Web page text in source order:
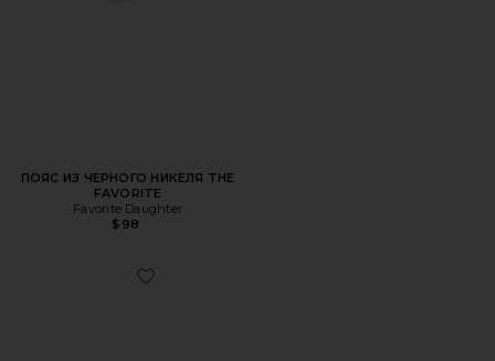
ПОЯС ИЗ ЧЕРНОГО НИКЕЛЯ THE
FAVORITE
Favorite Daughter
$98
Favorite ПОЯС BABY BRI BRI